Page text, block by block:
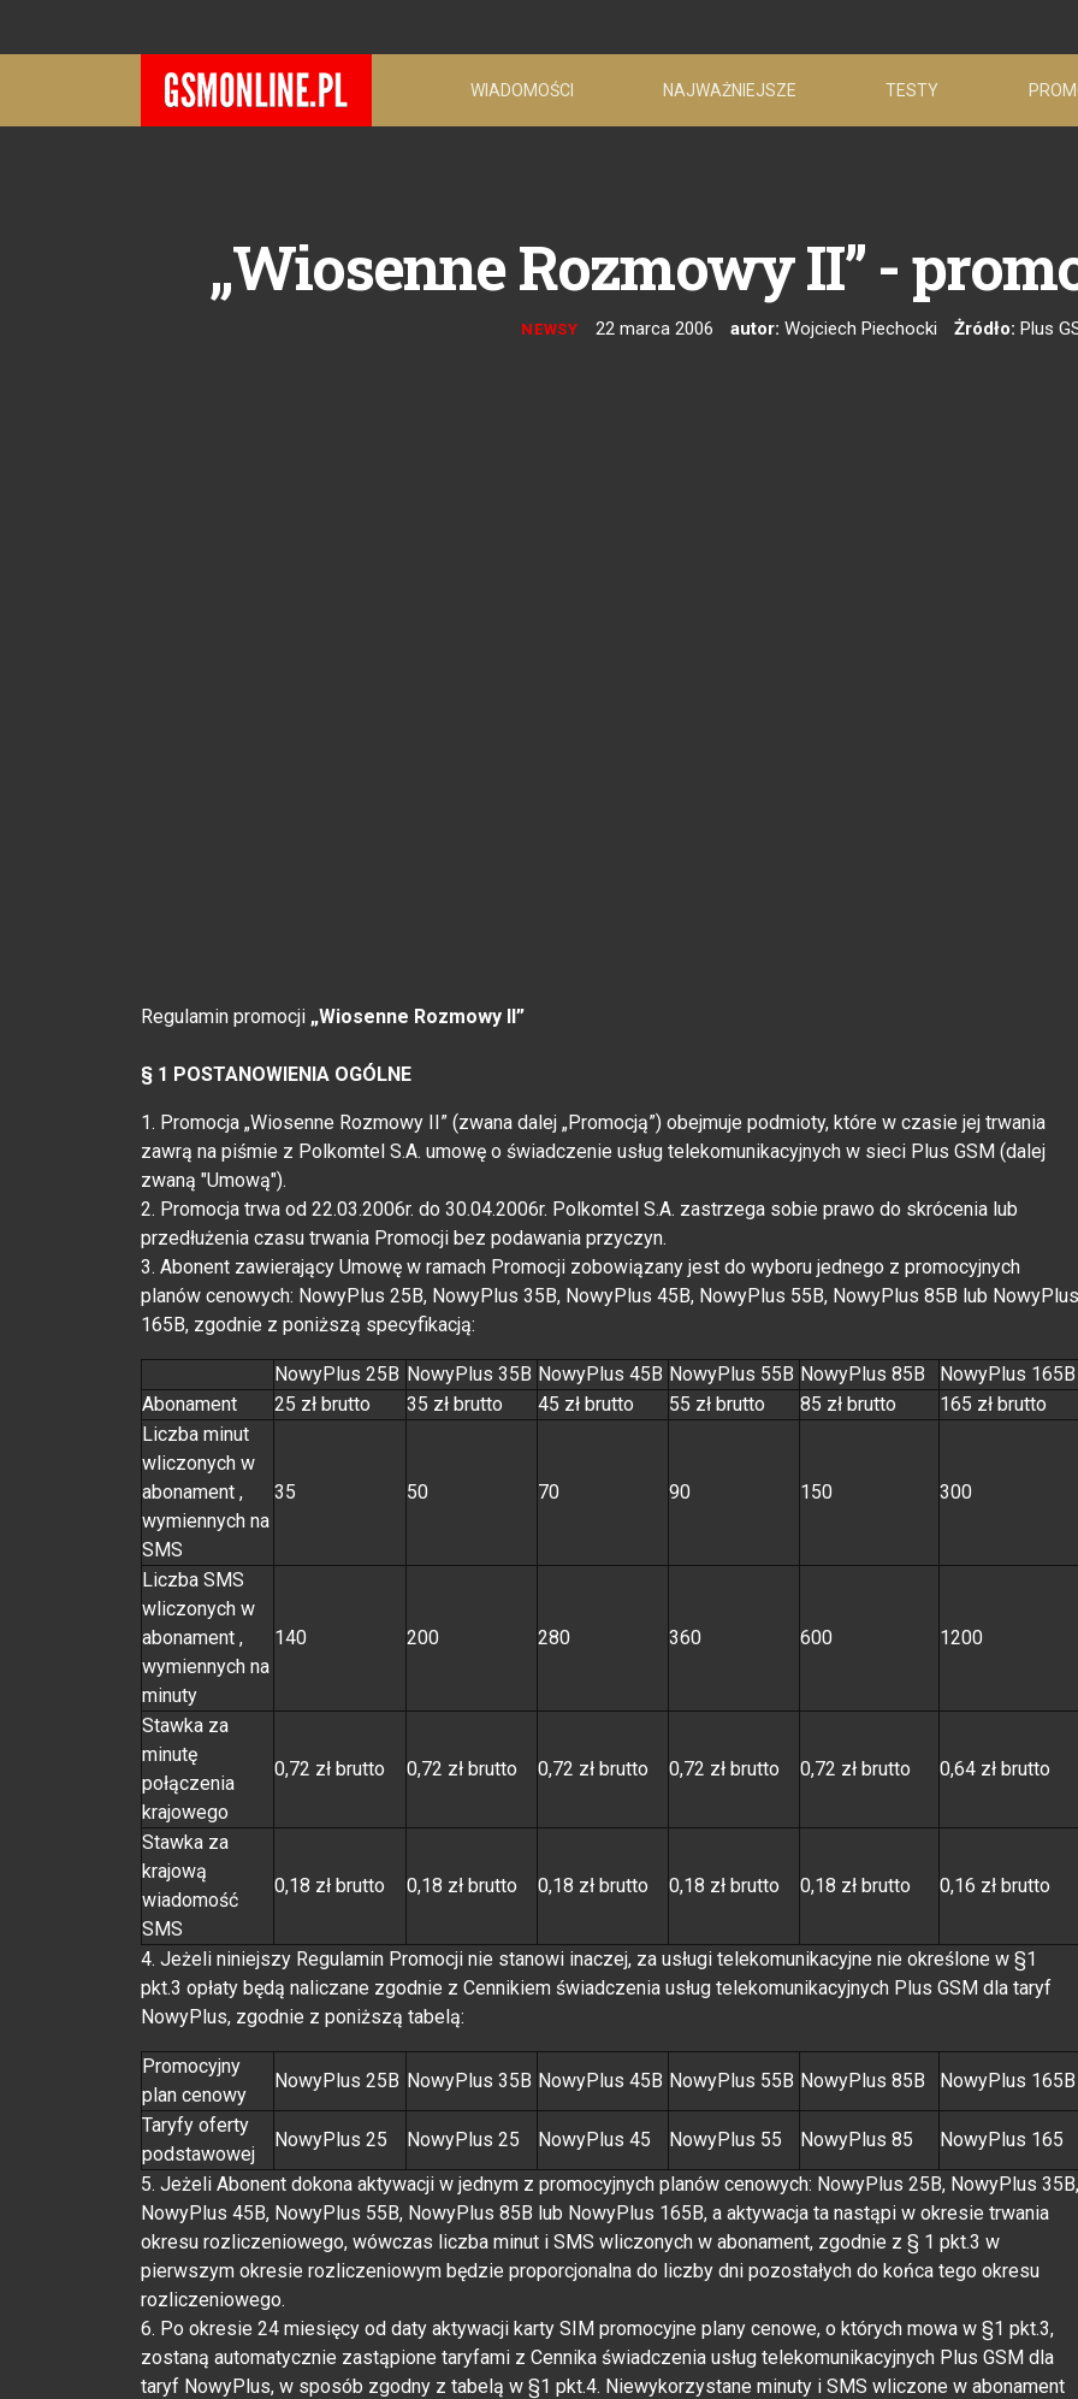
WIADOMOŚCI NAJWAŻNIEJSZE TESTY
„Wiosenne Rozmowy II” -
NEWSY 22 marca 2006 autor: Wojciech Piechocki Żródło: Plus
Regulamin promocji „Wiosenne Rozmowy II”
§ 1 POSTANOWIENIA OGÓLNE
1. Promocja „Wiosenne Rozmowy II” (zwana dalej „Promocją”) obejmuje podmioty, które w czasie jej trwania
zawrą na piśmie z Polkomtel S.A. umowę o świadczenie usług telekomunikacyjnych w sieci Plus GSM (dalej
zwaną "Umową").
2. Promocja trwa od 22.03.2006r. do 30.04.2006r. Polkomtel S.A. zastrzega sobie prawo do skrócenia lub
przedłużenia czasu trwania Promocji bez podawania przyczyn.
3. Abonent zawierający Umowę w ramach Promocji zobowiązany jest do wyboru jednego z promocyjnych
planów cenowych: NowyPlus 25B, NowyPlus 35B, NowyPlus 45B, NowyPlus 55B, NowyPlus 85B lub NowyPlus
165B, zgodnie z poniższą specyfikacją:
NowyPlus 25B NowyPlus 35B NowyPlus 45B NowyPlus 55B NowyPlus 85B
NowyPlus 165B
Abonament
25 zł brutto 35 zł brutto 45 zł brutto 55 zł brutto 85 zł brutto
165 zł brutto
Liczba minut
wliczonych w
abonament ,
wymiennych na
SMS
35 50 70 90 150 300
Liczba SMS
wliczonych w
abonament ,
wymiennych na
minuty
140 200 280 360 600 1200
Stawka za
minutę
połączenia
krajowego
0,72 zł brutto 0,72 zł brutto 0,72 zł brutto 0,72 zł brutto 0,72 zł brutto 0,64 zł brutto
Stawka za
krajową
wiadomość
SMS
0,18 zł brutto 0,18 zł brutto 0,18 zł brutto 0,18 zł brutto 0,18 zł brutto 0,16 zł brutto
4. Jeżeli niniejszy Regulamin Promocji nie stanowi inaczej, za usługi telekomunikacyjne nie określone w §1
pkt.3 opłaty będą naliczane zgodnie z Cennikiem świadczenia usług telekomunikacyjnych Plus GSM dla taryf
NowyPlus, zgodnie z poniższą tabelą:
Promocyjny
plan cenowy
NowyPlus 25B NowyPlus 35B NowyPlus 45B NowyPlus 55B NowyPlus 85B
NowyPlus 165B
Taryfy oferty
podstawowej
NowyPlus 25 NowyPlus 25 NowyPlus 45 NowyPlus 55 NowyPlus 85
NowyPlus 165
5. Jeżeli Abonent dokona aktywacji w jednym z promocyjnych planów cenowych: NowyPlus 25B, NowyPlus 35B,
NowyPlus 45B, NowyPlus 55B, NowyPlus 85B lub NowyPlus 165B, a aktywacja ta nastąpi w okresie trwania
okresu rozliczeniowego, wówczas liczba minut i SMS wliczonych w abonament, zgodnie z § 1 pkt.3 w
pierwszym okresie rozliczeniowym będzie proporcjonalna do liczby dni pozostałych do końca tego okresu
rozliczeniowego.
6. Po okresie 24 miesięcy od daty aktywacji karty SIM promocyjne plany cenowe, o których mowa w §1 pkt.3,
zostaną automatycznie zastąpione taryfami z Cennika świadczenia usług telekomunikacyjnych Plus GSM dla
taryf NowyPlus, w sposób zgodny z tabelą w §1 pkt.4. Niewykorzystane minuty i SMS wliczone w abonament